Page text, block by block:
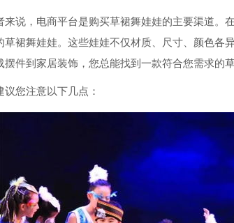
来说，电商平台是购买草裙舞娃娃的主要渠道。
草裙舞娃娃。这些娃娃不仅材质、尺寸、颜色各
件到家居装饰，您总能找到一款符合您需求的草
您注意以下几点：